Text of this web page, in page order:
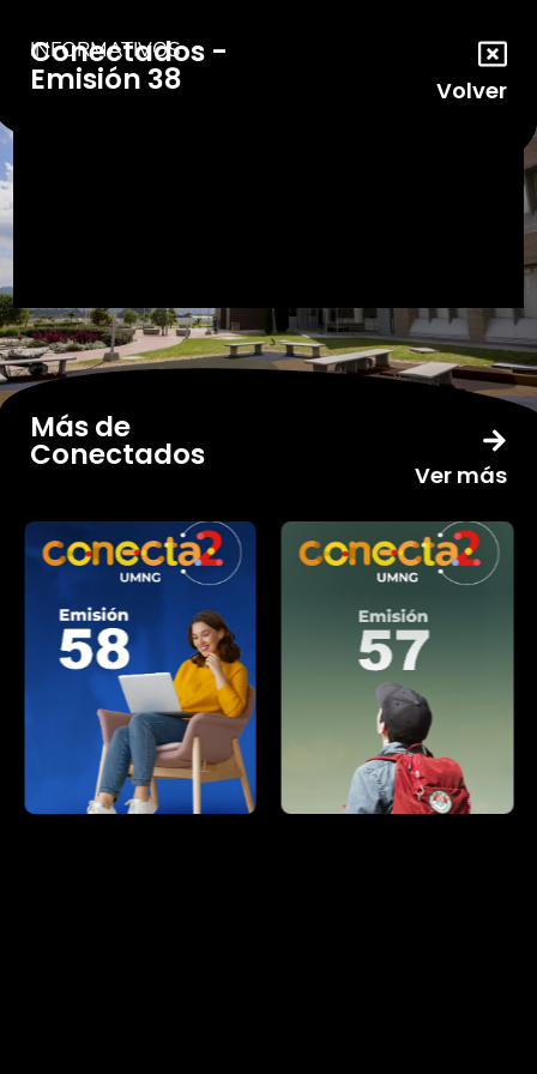
INFORMATIVOS
Conectados -
Emisión 38 Volver
Más de
Conectados
Ver más